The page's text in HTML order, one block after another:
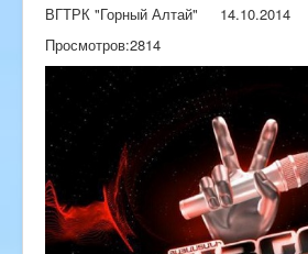
ВГТРК "Горный Алтай"
14.10.2014
Просмотров:2814